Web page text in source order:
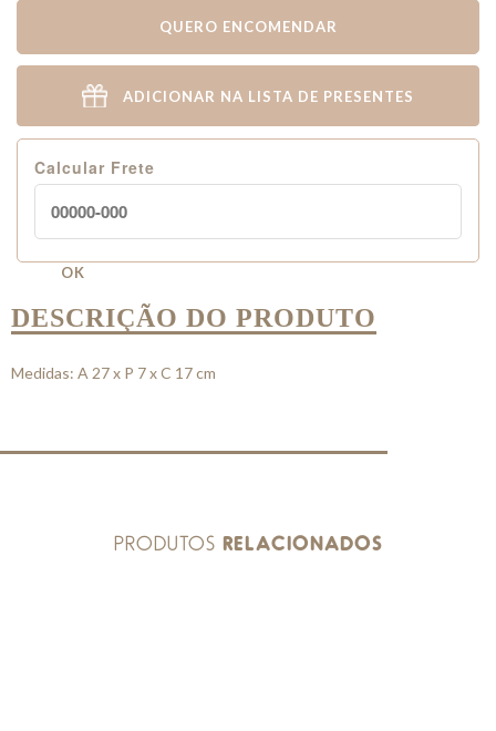
QUERO ENCOMENDAR
ADICIONAR NA LISTA DE PRESENTES
Calcular Frete
OK
DESCRIÇÃO DO PRODUTO
Medidas: A 27 x P 7 x C 17 cm
PRODUTOS RELACIONADOS